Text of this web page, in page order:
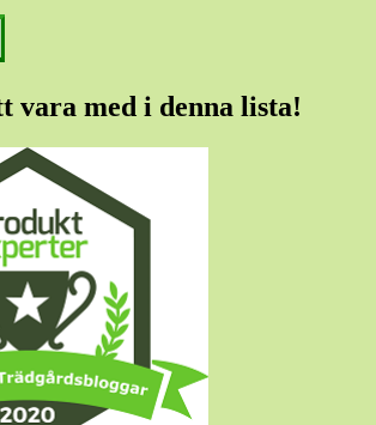
vara med i denna lista!